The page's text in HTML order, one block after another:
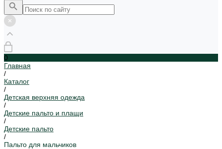
0
Главная
/
Каталог
/
Детская верхняя одежда
/
Детские пальто и плащи
/
Детские пальто
/
Пальто для мальчиков